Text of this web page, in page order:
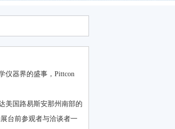
仪器界的盛事，Pittcon
美国路易斯安那州南部的
台前参观者与洽谈者一